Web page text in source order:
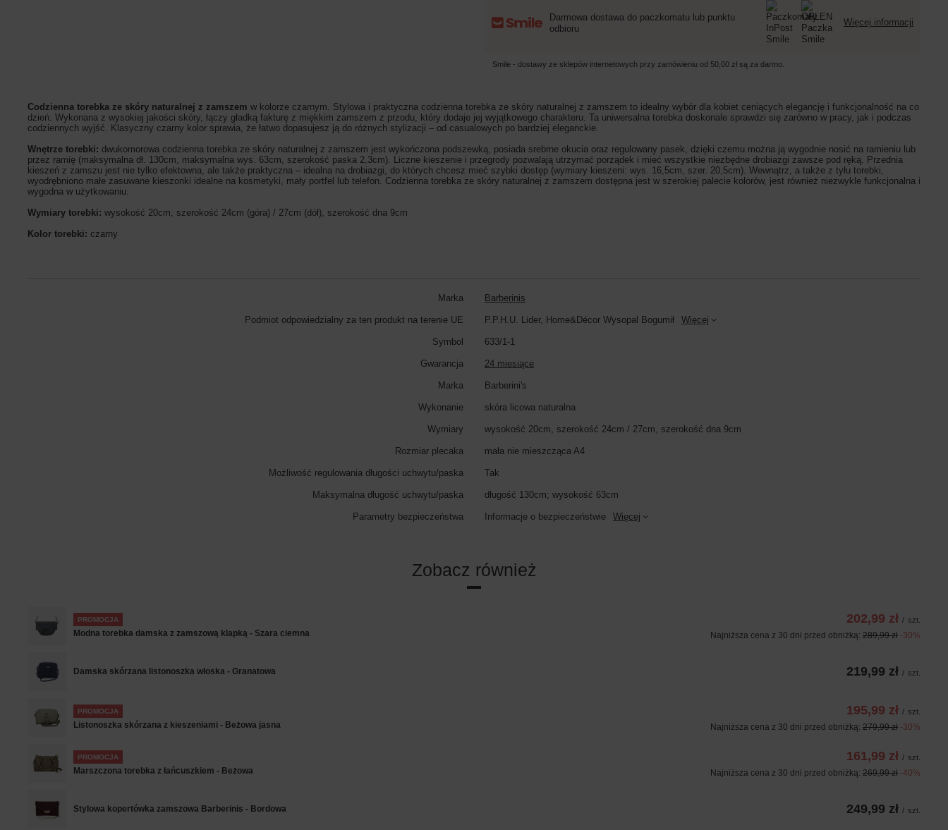
Darmowa dostawa do paczkomatu lub punktu
odbioru
Więcej informacji
Smile - dostawy ze sklepów internetowych przy zamówieniu od 50,00 zł są za darmo.
Codzienna torebka ze skóry naturalnej z zamszem w kolorze czarnym. Stylowa i praktyczna codzienna torebka ze skóry naturalnej z zamszem to idealny wybór dla kobiet ceniących elegancję i funkcjonalność na co
dzień. Wykonana z wysokiej jakości skóry, łączy gładką fakturę z miękkim zamszem z przodu, który dodaje jej wyjątkowego charakteru. Ta uniwersalna torebka doskonale sprawdzi się zarówno w pracy, jak i podczas
codziennych wyjść. Klasyczny czarny kolor sprawia, że łatwo dopasujesz ją do różnych stylizacji – od casualowych po bardziej eleganckie.
Wnętrze torebki: dwukomorowa codzienna torebka ze skóry naturalnej z zamszem jest wykończona podszewką, posiada srebrne okucia oraz regulowany pasek, dzięki czemu można ją wygodnie nosić na ramieniu lub
przez ramię (maksymalna dł. 130cm, maksymalna wys. 63cm, szerokość paska 2,3cm). Liczne kieszenie i przegrody pozwalają utrzymać porządek i mieć wszystkie niezbędne drobiazgi zawsze pod ręką. Przednia
kieszeń z zamszu jest nie tylko efektowna, ale także praktyczna – idealna na drobiazgi, do których chcesz mieć szybki dostęp (wymiary kieszeni: wys. 16,5cm, szer. 20,5cm). Wewnątrz, a także z tyłu torebki,
wyodrębniono małe zasuwane kieszonki idealne na kosmetyki, mały portfel lub telefon. Codzienna torebka ze skóry naturalnej z zamszem dostępna jest w szerokiej palecie kolorów, jest również niezwykle funkcjonalna i
wygodna w użytkowaniu.
Wymiary torebki: wysokość 20cm, szerokość 24cm (góra) / 27cm (dół), szerokość dna 9cm
Kolor torebki: czarny
Marka Barberinis
Podmiot odpowiedzialny za ten produkt na terenie UE P.P.H.U. Lider, Home&Décor Wysopal Bogumił Więcej
Symbol 633/1-1
Gwarancja 24 miesiące
Marka Barberini's
Wykonanie skóra licowa naturalna
Wymiary wysokość 20cm, szerokość 24cm / 27cm, szerokość dna 9cm
Rozmiar plecaka mała nie mieszcząca A4
Możliwość regulowania długości uchwytu/paska Tak
Maksymalna długość uchwytu/paska długość 130cm; wysokość 63cm
Parametry bezpieczeństwa Informacje o bezpieczeństwie Więcej
Zobacz również
PROMOCJA
Modna torebka damska z zamszową klapką - Szara ciemna
202,99 zł / szt.
Najniższa cena z 30 dni przed obniżką: 289,99 zł -30%
Damska skórzana listonoszka włoska - Granatowa 219,99 zł / szt.
PROMOCJA
Listonoszka skórzana z kieszeniami - Beżowa jasna
195,99 zł / szt.
Najniższa cena z 30 dni przed obniżką: 279,99 zł -30%
PROMOCJA
Marszczona torebka z łańcuszkiem - Beżowa
161,99 zł / szt.
Najniższa cena z 30 dni przed obniżką: 269,99 zł -40%
Stylowa kopertówka zamszowa Barberinis - Bordowa 249,99 zł / szt.